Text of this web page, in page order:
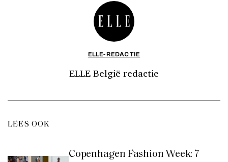
ELLE-REDACTIE
ELLE België redactie
LEES OOK
Copenhagen Fashion Week: 7